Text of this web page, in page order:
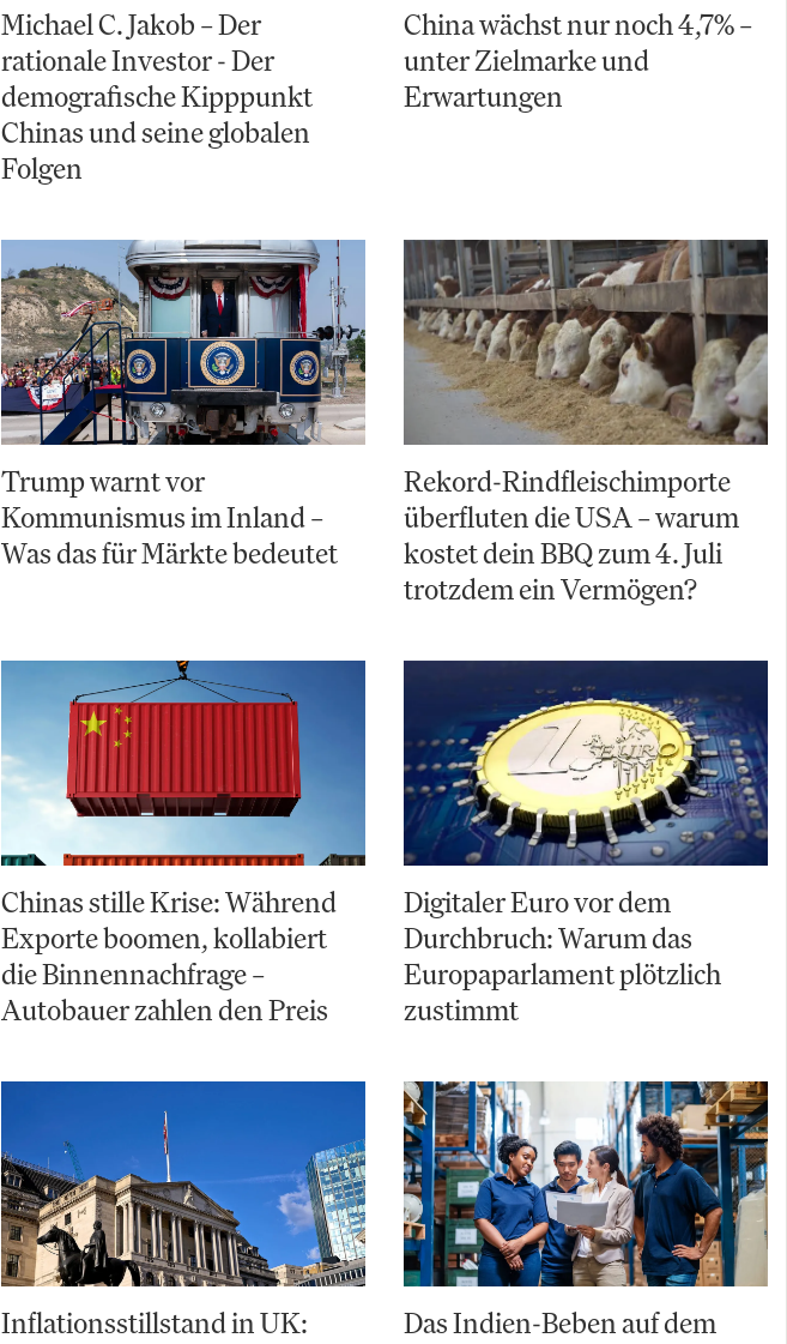
Michael C. Jakob – Der
rationale Investor - Der
demografische Kipppunkt
Chinas und seine globalen
Folgen
China wächst nur noch 4,7% –
unter Zielmarke und
Erwartungen
Trump warnt vor
Kommunismus im Inland –
Was das für Märkte bedeutet
Rekord-Rindfleischimporte
überfluten die USA – warum
kostet dein BBQ zum 4. Juli
trotzdem ein Vermögen?
Chinas stille Krise: Während
Exporte boomen, kollabiert
die Binnennachfrage –
Autobauer zahlen den Preis
Digitaler Euro vor dem
Durchbruch: Warum das
Europaparlament plötzlich
zustimmt
Inflationsstillstand in UK:
Das Indien-Beben auf dem